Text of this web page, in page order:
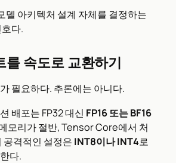
델 아키텍처 설계 자체를 결정하는
다.
를 속도로 교환하기
필요하다. 추론에는 아니다.
배포는 FP32 대신 FP16 또는 BF16
모리가 절반, Tensor Core에서 처
공격적인 설정은 INT8이나 INT4로
다.